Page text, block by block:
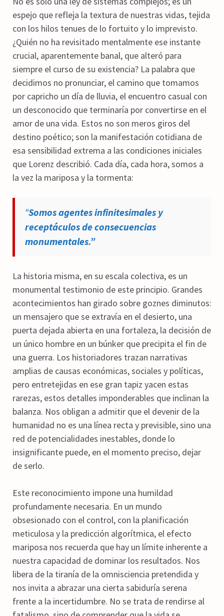
espejo que refleja la textura de nuestras vidas, tejida
con los hilos tenues de lo fortuito y lo imprevisto.
¿Quién no ha revisitado mentalmente ese instante
crucial, aparentemente banal, que alteró para
siempre el curso de su existencia? La palabra que
decidimos no pronunciar, el camino que tomamos
por capricho un día de lluvia, el encuentro casual con
un desconocido que terminaría por convertirse en el
amor de una vida. Estos no son meros giros del
destino poético; son la manifestación cotidiana de
esa sensibilidad extrema a las condiciones iniciales
que Lorenz describió. Cada día, cada hora, somos a
la vez la mariposa y la tormenta:
“Somos agentes infinitesimales y
receptáculos de consecuencias
monumentales.”
La historia misma, en su escala colectiva, es un
monumental testimonio de este principio. Grandes
acontecimientos han girado sobre goznes diminutos:
un mensajero que se extravía en el desierto, una
puerta dejada abierta en una fortaleza, la decisión de
un único hombre en un búnker que precipita el fin de
una guerra. Los historiadores trazan narrativas
amplias de causas económicas, sociales y políticas,
pero entretejidas en ese gran tapiz yacen estas
rarezas, estos detalles imponderables que inclinan la
balanza. Nos obligan a admitir que el devenir de la
humanidad no es una línea recta y previsible, sino una
red de potencialidades inestables, donde lo
insignificante puede, en el momento preciso, dejar
de serlo.
Este reconocimiento impone una humildad
profundamente necesaria. En un mundo
obsesionado con el control, con la planificación
meticulosa y la predicción algorítmica, el efecto
mariposa nos recuerda que hay un límite inherente a
nuestra capacidad de dominar los resultados. Nos
libera de la tiranía de la omnisciencia pretendida y
nos invita a abrazar una cierta sabiduría serena
frente a la incertidumbre. No se trata de rendirse al